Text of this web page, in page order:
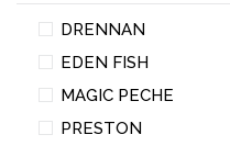
Attaches pour wagglers
Bacs EVA
DRENNAN
EDEN FISH
MAGIC PECHE
PRESTON